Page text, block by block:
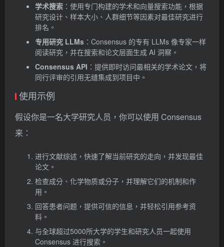
学术搜索 ：使用专门构建的学术和向量搜索功能，根据
研究设计、样本大小、人群细节等因素对最佳研究进行
排名。
专用研究 LLMs ：Consensus 的专有 LLMs 像专家一样
阅读研究，并在搜索和论文层面生成 AI 洞察。
Consensus API ：提供即时访问最相关的学术论文，将
同行评审的引用无缝集成到项目中。
使用示例
假设你是一名大学研究人员，你可以使用 Consensus
来：
进行文献综述，快速了解当前研究的走向，并发现最佳
论文。
检查成分、化学物质或分子，并理解它们的机制和作
用。
回答患者问题，提供可信的信息，并轻松引用参考资
料。
与全球超过5000所大学的学生和研究人员一起使用
Consensus 进行搜索。